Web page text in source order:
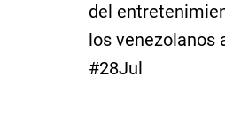
v
e
del
los venezolanos
#28Jul